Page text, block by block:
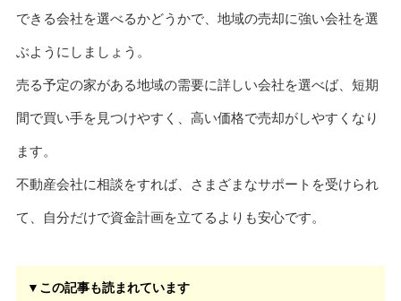
できる会社を選べるかどうかで、地域の売却に強い会社を選
ぶようにしましょう。
売る予定の家がある地域の需要に詳しい会社を選べば、短期
間で買い手を見つけやすく、高い価格で売却がしやすくなり
ます。
不動産会社に相談をすれば、さまざまなサポートを受けられ
て、自分だけで資金計画を立てるよりも安心です。
▼この記事も読まれています